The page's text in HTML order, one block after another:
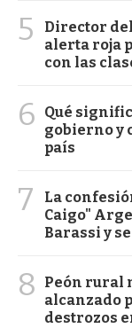
5
Director
alerta roja
con las
6
Qué
gobierno y
país
7
La
Caigo"
Barassi y
8
Peón rural
alcanzado
destrozos